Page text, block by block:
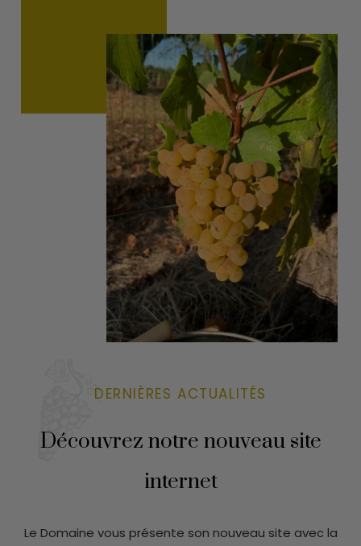
DERNIÈRES ACTUALITÉS
Découvrez notre nouveau site
internet
Le Domaine vous présente son nouveau site avec la